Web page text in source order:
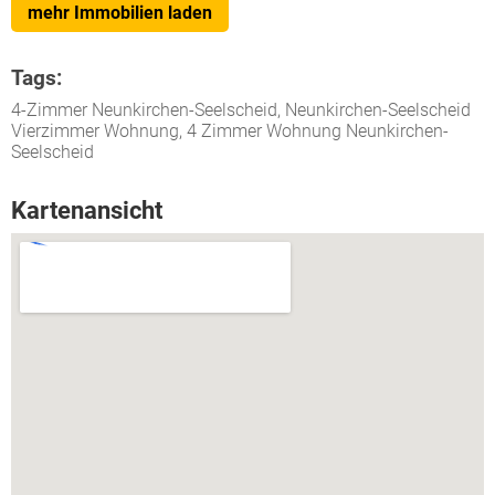
mehr Immobilien laden
Tags:
4-Zimmer Neunkirchen-Seelscheid, Neunkirchen-Seelscheid
Vierzimmer Wohnung, 4 Zimmer Wohnung Neunkirchen-
Seelscheid
Kartenansicht